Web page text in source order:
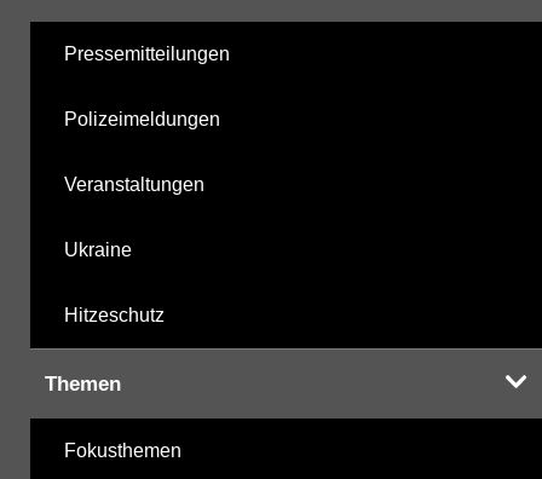
Pressemitteilungen
Polizeimeldungen
Veranstaltungen
Ukraine
Hitzeschutz
Themen
Fokusthemen